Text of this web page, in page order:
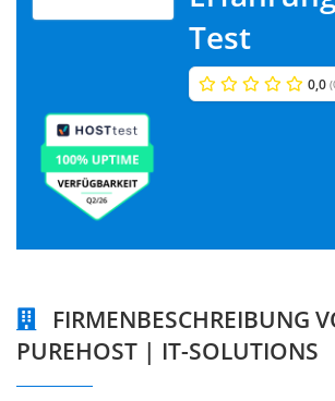
Test
0,0
FIRMENBESCHREIBUNG
PUREHOST | IT-SOLUTIONS